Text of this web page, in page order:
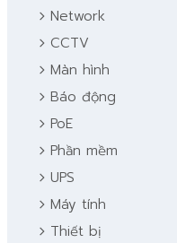
chevron_right Network
chevron_right CCTV
chevron_right Màn hình
chevron_right Báo động
chevron_right PoE
chevron_right Phần mềm
chevron_right UPS
chevron_right Máy tính
chevron_right Thiết bị